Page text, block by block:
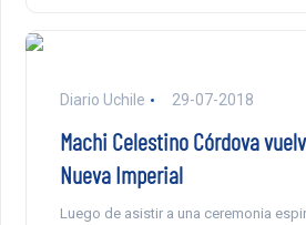
Diario Uchile 29-07-2018
Machi Celestino Córdova
Nueva Imperial
Luego de asistir a una ceremonia